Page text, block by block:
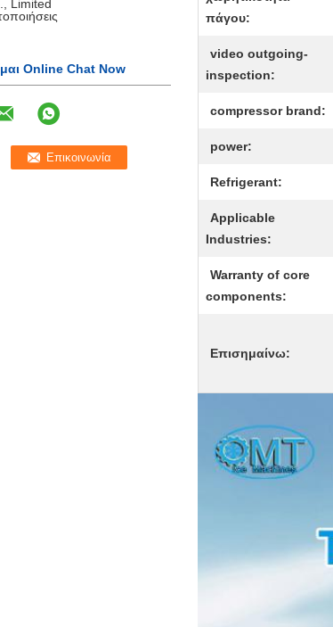
Online Chat Now
πάγου:
video outgoing-
inspection:
compressor brand:
power:
Refrigerant:
Applicable
Industries:
Warranty of core
components:
Επισημαίνω: